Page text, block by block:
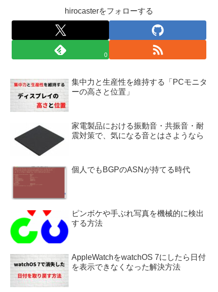
hirocasterをフォローする
0
集中力と生産性を維持する「PCモニタ
ーの高さと位置」
家電製品における振動音・共振音・耐
震対策で、気になる音とはさようなら
個人でもBGPのASNが持てる時代
ピンボケや手ぶれ写真を機械的に検出
する方法
AppleWatchをwatchOS 7にしたら日付
を表示できなくなった解決方法